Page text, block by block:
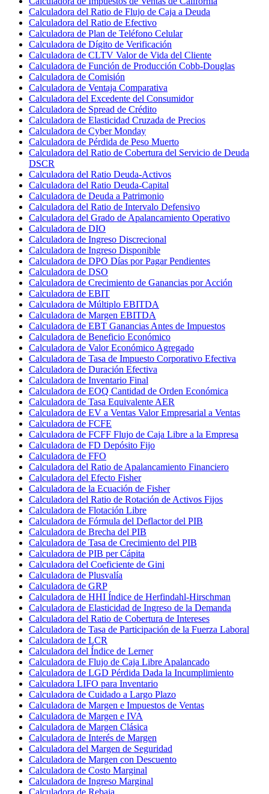
Calculadora del Ratio de Flujo de Caja a Deuda
Calculadora del Ratio de Efectivo
Calculadora de Plan de Teléfono Celular
Calculadora de Dígito de Verificación
Calculadora de CLTV Valor de Vida del Cliente
Calculadora de Función de Producción Cobb-Douglas
Calculadora de Comisión
Calculadora de Ventaja Comparativa
Calculadora del Excedente del Consumidor
Calculadora de Spread de Crédito
Calculadora de Elasticidad Cruzada de Precios
Calculadora de Cyber Monday
Calculadora de Pérdida de Peso Muerto
Calculadora del Ratio de Cobertura del Servicio de Deuda
DSCR
Calculadora del Ratio Deuda-Activos
Calculadora del Ratio Deuda-Capital
Calculadora de Deuda a Patrimonio
Calculadora del Ratio de Intervalo Defensivo
Calculadora del Grado de Apalancamiento Operativo
Calculadora de DIO
Calculadora de Ingreso Discrecional
Calculadora de Ingreso Disponible
Calculadora de DPO Días por Pagar Pendientes
Calculadora de DSO
Calculadora de Crecimiento de Ganancias por Acción
Calculadora de EBIT
Calculadora de Múltiplo EBITDA
Calculadora de Margen EBITDA
Calculadora de EBT Ganancias Antes de Impuestos
Calculadora de Beneficio Económico
Calculadora de Valor Económico Agregado
Calculadora de Tasa de Impuesto Corporativo Efectiva
Calculadora de Duración Efectiva
Calculadora de Inventario Final
Calculadora de EOQ Cantidad de Orden Económica
Calculadora de Tasa Equivalente AER
Calculadora de EV a Ventas Valor Empresarial a Ventas
Calculadora de FCFE
Calculadora de FCFF Flujo de Caja Libre a la Empresa
Calculadora de FD Depósito Fijo
Calculadora de FFO
Calculadora del Ratio de Apalancamiento Financiero
Calculadora del Efecto Fisher
Calculadora de la Ecuación de Fisher
Calculadora del Ratio de Rotación de Activos Fijos
Calculadora de Flotación Libre
Calculadora de Fórmula del Deflactor del PIB
Calculadora de Brecha del PIB
Calculadora de Tasa de Crecimiento del PIB
Calculadora de PIB per Cápita
Calculadora del Coeficiente de Gini
Calculadora de Plusvalía
Calculadora de GRP
Calculadora de HHI Índice de Herfindahl-Hirschman
Calculadora de Elasticidad de Ingreso de la Demanda
Calculadora del Ratio de Cobertura de Intereses
Calculadora de Tasa de Participación de la Fuerza Laboral
Calculadora de LCR
Calculadora del Índice de Lerner
Calculadora de Flujo de Caja Libre Apalancado
Calculadora de LGD Pérdida Dada la Incumplimiento
Calculadora LIFO para Inventario
Calculadora de Cuidado a Largo Plazo
Calculadora de Margen e Impuestos de Ventas
Calculadora de Margen e IVA
Calculadora de Margen Clásica
Calculadora de Interés de Margen
Calculadora del Margen de Seguridad
Calculadora de Margen con Descuento
Calculadora de Costo Marginal
Calculadora de Ingreso Marginal
Calculadora de Rebaja